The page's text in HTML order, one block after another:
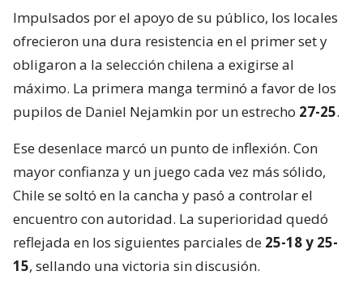
Impulsados por el apoyo de su público, los locales
ofrecieron una dura resistencia en el primer set y
obligaron a la selección chilena a exigirse al
máximo. La primera manga terminó a favor de los
pupilos de Daniel Nejamkin por un estrecho 27-25.
Ese desenlace marcó un punto de inflexión. Con
mayor confianza y un juego cada vez más sólido,
Chile se soltó en la cancha y pasó a controlar el
encuentro con autoridad. La superioridad quedó
reflejada en los siguientes parciales de 25-18 y 25-
15, sellando una victoria sin discusión.